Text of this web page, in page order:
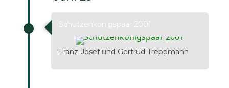
Schützenkönigspaar 2001
Franz-Josef und Gertrud Treppmann